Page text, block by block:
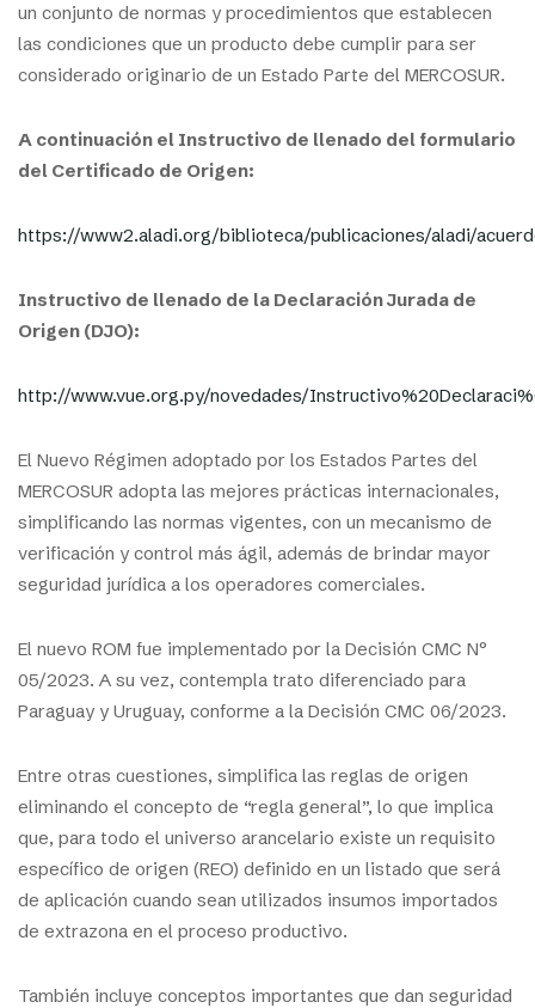
un conjunto de normas y procedimientos que establecen
las condiciones que un producto debe cumplir para ser
considerado originario de un Estado Parte del MERCOSUR.
A continuación el Instructivo de llenado del formulario
del Certificado de Origen:
https://www2.aladi.org/biblioteca/publicaciones/aladi/
Instructivo de llenado de la Declaración Jurada de
Origen (DJO):
http://www.vue.org.py/novedades/
El Nuevo Régimen adoptado por los Estados Partes del
MERCOSUR adopta las mejores prácticas internacionales,
simplificando las normas vigentes, con un mecanismo de
verificación y control más ágil, además de brindar mayor
seguridad jurídica a los operadores comerciales.
El nuevo ROM fue implementado por la Decisión CMC N°
05/2023. A su vez, contempla trato diferenciado para
Paraguay y Uruguay, conforme a la Decisión CMC 06/2023.
Entre otras cuestiones, simplifica las reglas de origen
eliminando el concepto de “regla general”, lo que implica
que, para todo el universo arancelario existe un requisito
específico de origen (REO) definido en un listado que será
de aplicación cuando sean utilizados insumos importados
de extrazona en el proceso productivo.
También incluye conceptos importantes que dan seguridad